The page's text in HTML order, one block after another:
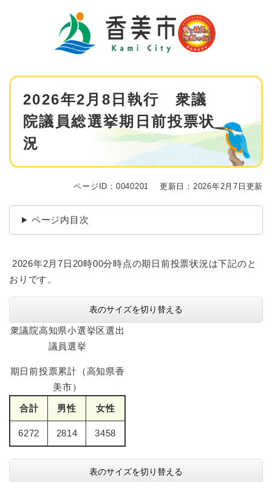
本
2026年2月8日執行 衆議
院議員総選挙期日前投票状
況
ページID：0040201 更新日：2026年2月7日更新
ページ内目次
2026年2月7日20時00分時点の期日前投票状況は下記のと
おりです。
表のサイズを切り替える
衆議院高知県小選挙区選出
議員選挙
期日前投票累計（高知県香
美市）
合計 男性 女性
6272 2814 3458
表のサイズを切り替える